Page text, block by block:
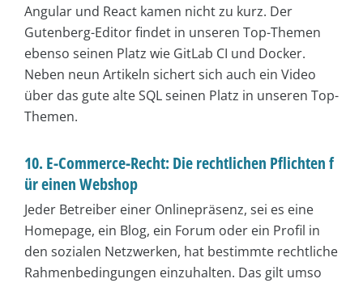
Angular und React kamen nicht zu kurz. Der
Gutenberg-Editor findet in unseren Top-Themen
ebenso seinen Platz wie GitLab CI und Docker.
Neben neun Artikeln sichert sich auch ein Video
über das gute alte SQL seinen Platz in unseren Top-
Themen.
10. E-Commerce-Recht: Die rechtlichen Pflichten f
ür einen Webshop
Jeder Betreiber einer Onlinepräsenz, sei es eine
Homepage, ein Blog, ein Forum oder ein Profil in
den sozialen Netzwerken, hat bestimmte rechtliche
Rahmenbedingungen einzuhalten. Das gilt umso